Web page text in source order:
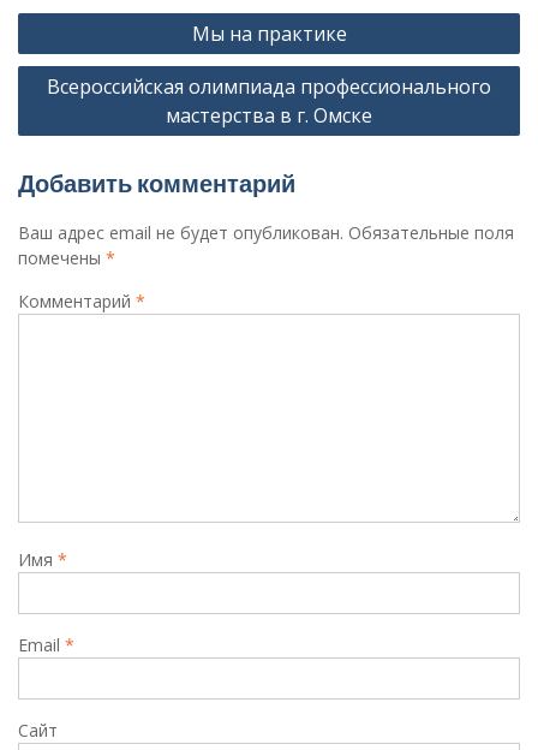
Навигация
по
записям
Мы на практике
Всероссийская олимпиада профессионального
мастерства в г. Омске
Добавить комментарий
Ваш адрес email не будет опубликован. Обязательные поля
помечены *
Комментарий *
Имя *
Email *
Сайт